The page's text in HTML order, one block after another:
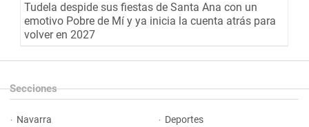
Tudela despide sus fiestas de Santa Ana con un
emotivo Pobre de Mí y ya inicia la cuenta atrás para
volver en 2027
Secciones
Navarra Deportes